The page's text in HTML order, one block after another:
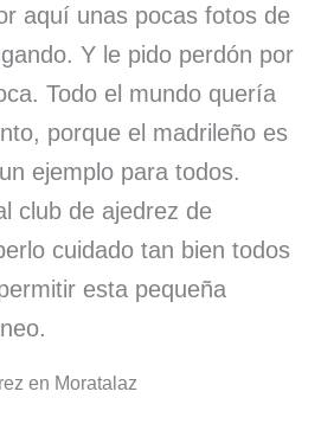
aquí unas pocas fotos de
Y le pido perdón por
Todo el mundo quería
porque el madrileño es
ejemplo para todos.
club de ajedrez de
cuidado tan bien todos
esta pequeña
en Moratalaz